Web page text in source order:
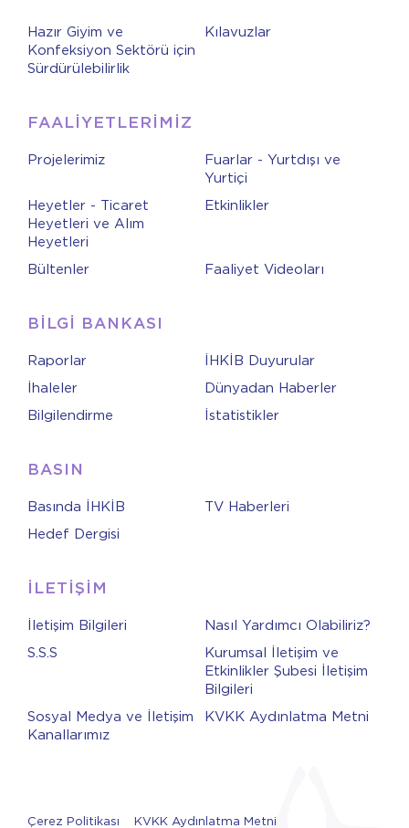
Hazır Giyim ve
Konfeksiyon Sektörü için
Sürdürülebilirlik
Kılavuzlar
FAALİYETLERİMİZ
Projelerimiz
Fuarlar - Yurtdışı ve
Yurtiçi
Heyetler - Ticaret
Heyetleri ve Alım
Heyetleri
Etkinlikler
Bültenler Faaliyet Videoları
BİLGİ BANKASI
Raporlar
İHKİB Duyurular
İhaleler
Dünyadan Haberler
Bilgilendirme
İstatistikler
BASIN
Basında İHKİB
TV Haberleri
Hedef Dergisi
İLETİŞİM
İletişim Bilgileri
Nasıl Yardımcı Olabiliriz?
S.S.S
Kurumsal İletişim ve
Etkinlikler Şubesi İletişim
Bilgileri
Sosyal Medya ve İletişim
Kanallarımız
KVKK Aydınlatma Metni
Çerez Politikası KVKK Aydınlatma Metni